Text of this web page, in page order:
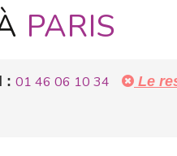
PARIS
: 01 46 06 10 34
Le